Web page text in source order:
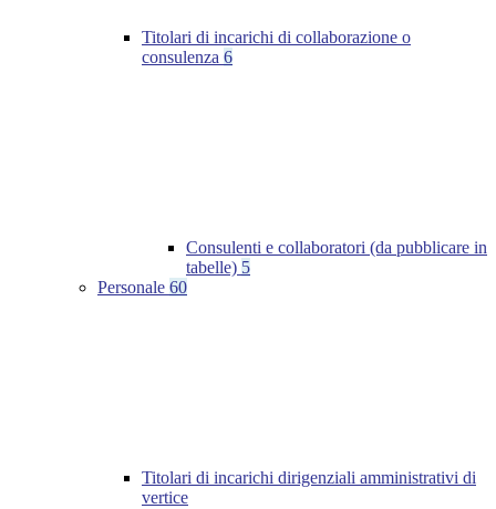
Titolari di incarichi di collaborazione o
consulenza 6
Consulenti e collaboratori (da pubblicare in
tabelle) 5
Personale 60
Titolari di incarichi dirigenziali amministrativi di
vertice